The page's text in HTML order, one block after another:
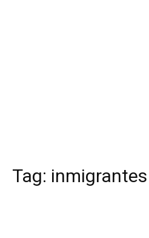
Tag: inmigrantes